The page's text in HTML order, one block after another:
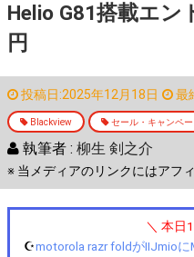
Helio G81搭載エ
円
投稿日:2025年12月18日 最
Blackview セール・キャンペ
執筆者 : 柳生 剣之介
※ 当メディアのリンクにはアフ
＼ 本日
☪️motorola razr foldがIIJmio